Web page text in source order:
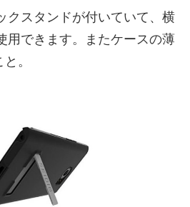
クスタンドが付いていて、横
用できます。またケースの薄
。